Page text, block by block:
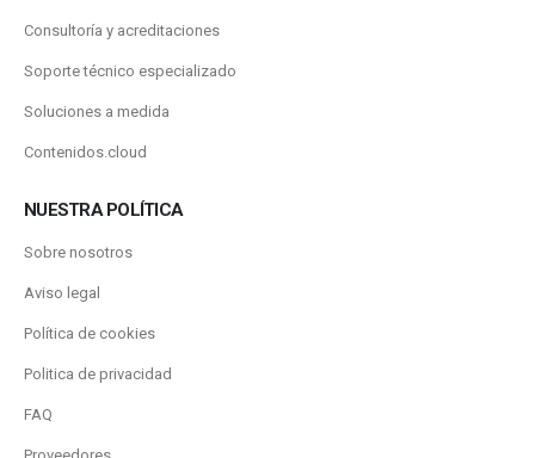
Consultoría y acreditaciones
Soporte técnico especializado
Soluciones a medida
Contenidos.cloud
NUESTRA POLÍTICA
Sobre nosotros
Aviso legal
Política de cookies
Politica de privacidad
FAQ
Proveedores